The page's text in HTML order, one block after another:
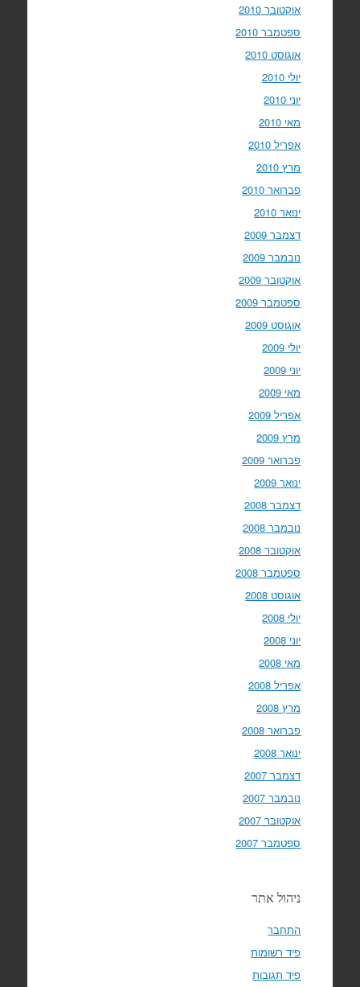
אוקטובר 2010
ספטמבר 2010
אוגוסט 2010
יולי 2010
יוני 2010
מאי 2010
אפריל 2010
מרץ 2010
פברואר 2010
ינואר 2010
דצמבר 2009
נובמבר 2009
אוקטובר 2009
ספטמבר 2009
אוגוסט 2009
יולי 2009
יוני 2009
מאי 2009
אפריל 2009
מרץ 2009
פברואר 2009
ינואר 2009
דצמבר 2008
נובמבר 2008
אוקטובר 2008
ספטמבר 2008
אוגוסט 2008
יולי 2008
יוני 2008
מאי 2008
אפריל 2008
מרץ 2008
פברואר 2008
ינואר 2008
דצמבר 2007
נובמבר 2007
אוקטובר 2007
ספטמבר 2007
ניהול אתר
התחבר
פיד רשומות
פיד תגובות